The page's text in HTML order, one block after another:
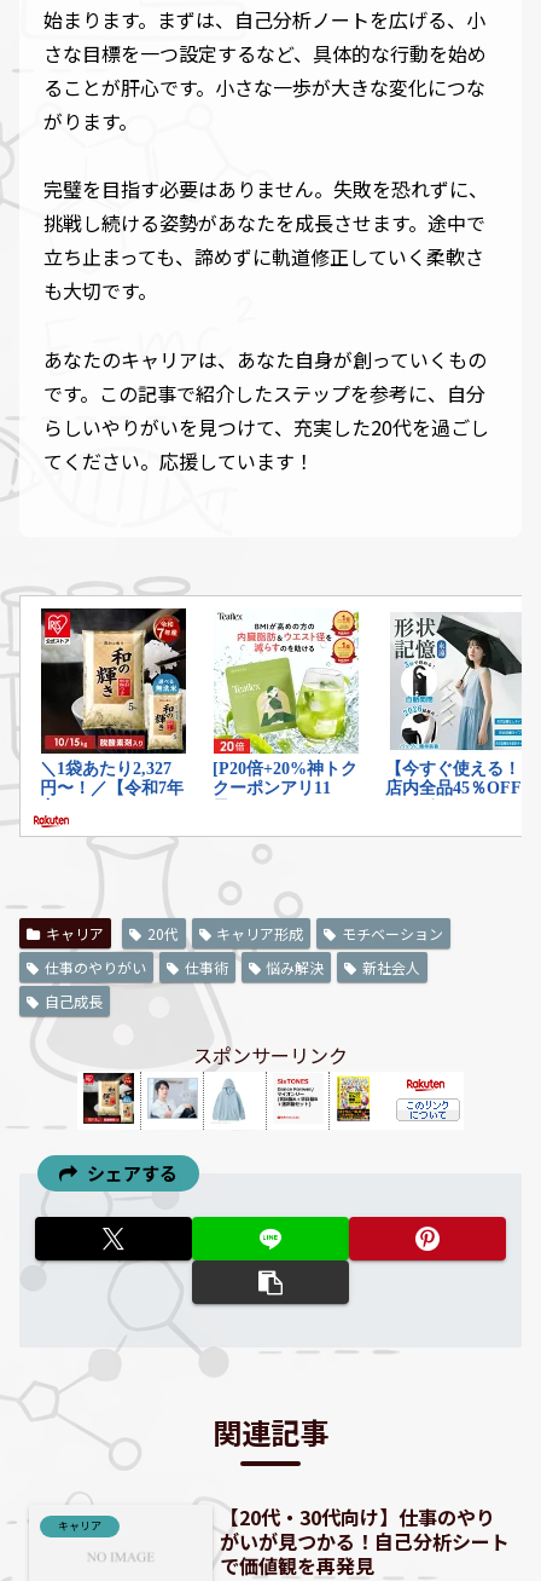
始まります。まずは、自己分析ノートを広げる、小
さな目標を一つ設定するなど、具体的な行動を始め
ることが肝心です。小さな一歩が大きな変化につな
がります。
完璧を目指す必要はありません。失敗を恐れずに、
挑戦し続ける姿勢があなたを成長させます。途中で
立ち止まっても、諦めずに軌道修正していく柔軟さ
も大切です。
あなたのキャリアは、あなた自身が創っていくもの
です。この記事で紹介したステップを参考に、自分
らしいやりがいを見つけて、充実した20代を過ごし
てください。応援しています！
キャリア 20代 キャリア形成
モチベーション
仕事のやりがい
仕事術 悩み解決
新社会人
自己成長
スポンサーリンク
シェアする
関連記事
キャリア
【20代・30代向け】仕事のやり
がいが見つかる！自己分析シート
で価値観を再発見